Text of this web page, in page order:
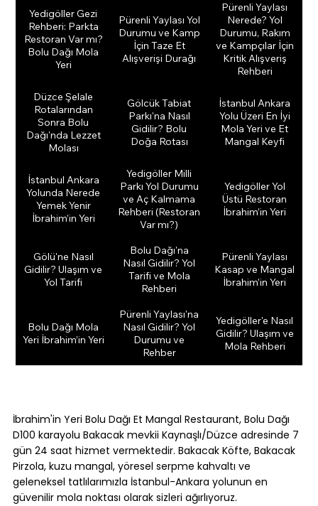
Yedigöller Gezi
Rehberi: Parkta
Restoran Var mı?
Bolu Dağı Mola
Yeri
Pürenli Yaylası Yol
Durumu ve Kamp
İçin Taze Et
Alışverişi Durağı
Pürenli Yaylası
Nerede? Yol
Durumu, Rakım
ve Kampçılar İçin
Kritik Alışveriş
Rehberi
Düzce Şelale
Rotalarından
Sonra Bolu
Dağı'nda Lezzet
Molası
Gölcük Tabiat
Parkı'na Nasıl
Gidilir? Bolu
Doğa Rotası
İstanbul Ankara
Yolu Üzeri En İyi
Mola Yeri ve Et
Mangal Keyfi
İstanbul Ankara
Yolunda Nerede
Yemek Yenir
İbrahim’in Yeri
Yedigöller Milli
Parkı Yol Durumu
ve Aç Kalmama
Rehberi (Restoran
Var mı?)
Yedigöller Yol
Üstü Restoran
İbrahim’in Yeri
Gölü'ne Nasıl
Gidilir? Ulaşım ve
Yol Tarifi
Bolu Dağı'na
Nasıl Gidilir? Yol
Tarifi ve Mola
Rehberi
Pürenli Yaylası
Kasap ve Mangal
İbrahim’in Yeri
Bolu Dağı Mola
Yeri İbrahim’in Yeri
Pürenli Yaylası'na
Nasıl Gidilir? Yol
Durumu ve
Rehber
Yedigöller'e Nasıl
Gidilir? Ulaşım ve
Mola Rehberi
İbrahim'in Yeri Bolu Dağı Et Mangal Restaurant, Bolu Dağı
D100 karayolu Bakacak mevkii Kaynaşlı/Düzce adresinde 7
gün 24 saat hizmet vermektedir. Bakacak Köfte, Bakacak
Pirzola, kuzu mangal, yöresel serpme kahvaltı ve
geleneksel tatlılarımızla İstanbul-Ankara yolunun en
güvenilir mola noktası olarak sizleri ağırlıyoruz.